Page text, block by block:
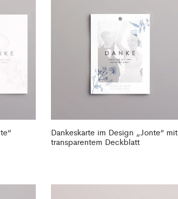
Dankeskarte im Design „Jonte“ mit
transparentem Deckblatt